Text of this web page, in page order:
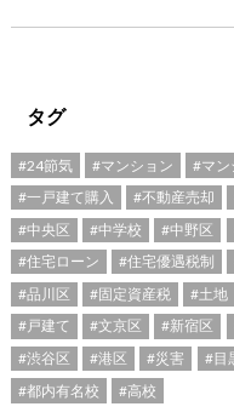
タグ
#24節気 #マンション #マン
#一戸建て購入
#不動産売却
#中央区
#中学校 #中野区
#住宅ローン
#住宅優遇税制
#品川区
#固定資産税 #土地
#戸建て
#文京区 #新宿区
#渋谷区
#港区 #災害 #目
#都内有名校
#高校